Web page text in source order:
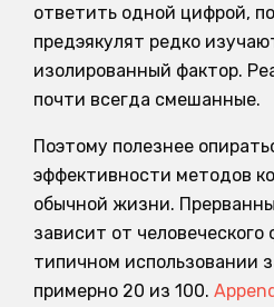
ответить одной цифрой,
предэякулят редко
изолированный фактор.
почти всегда смешанные.
Поэтому полезнее
эффективности методов
обычной жизни.
зависит от человеческого
типичном использовании
примерно 20 из 100.